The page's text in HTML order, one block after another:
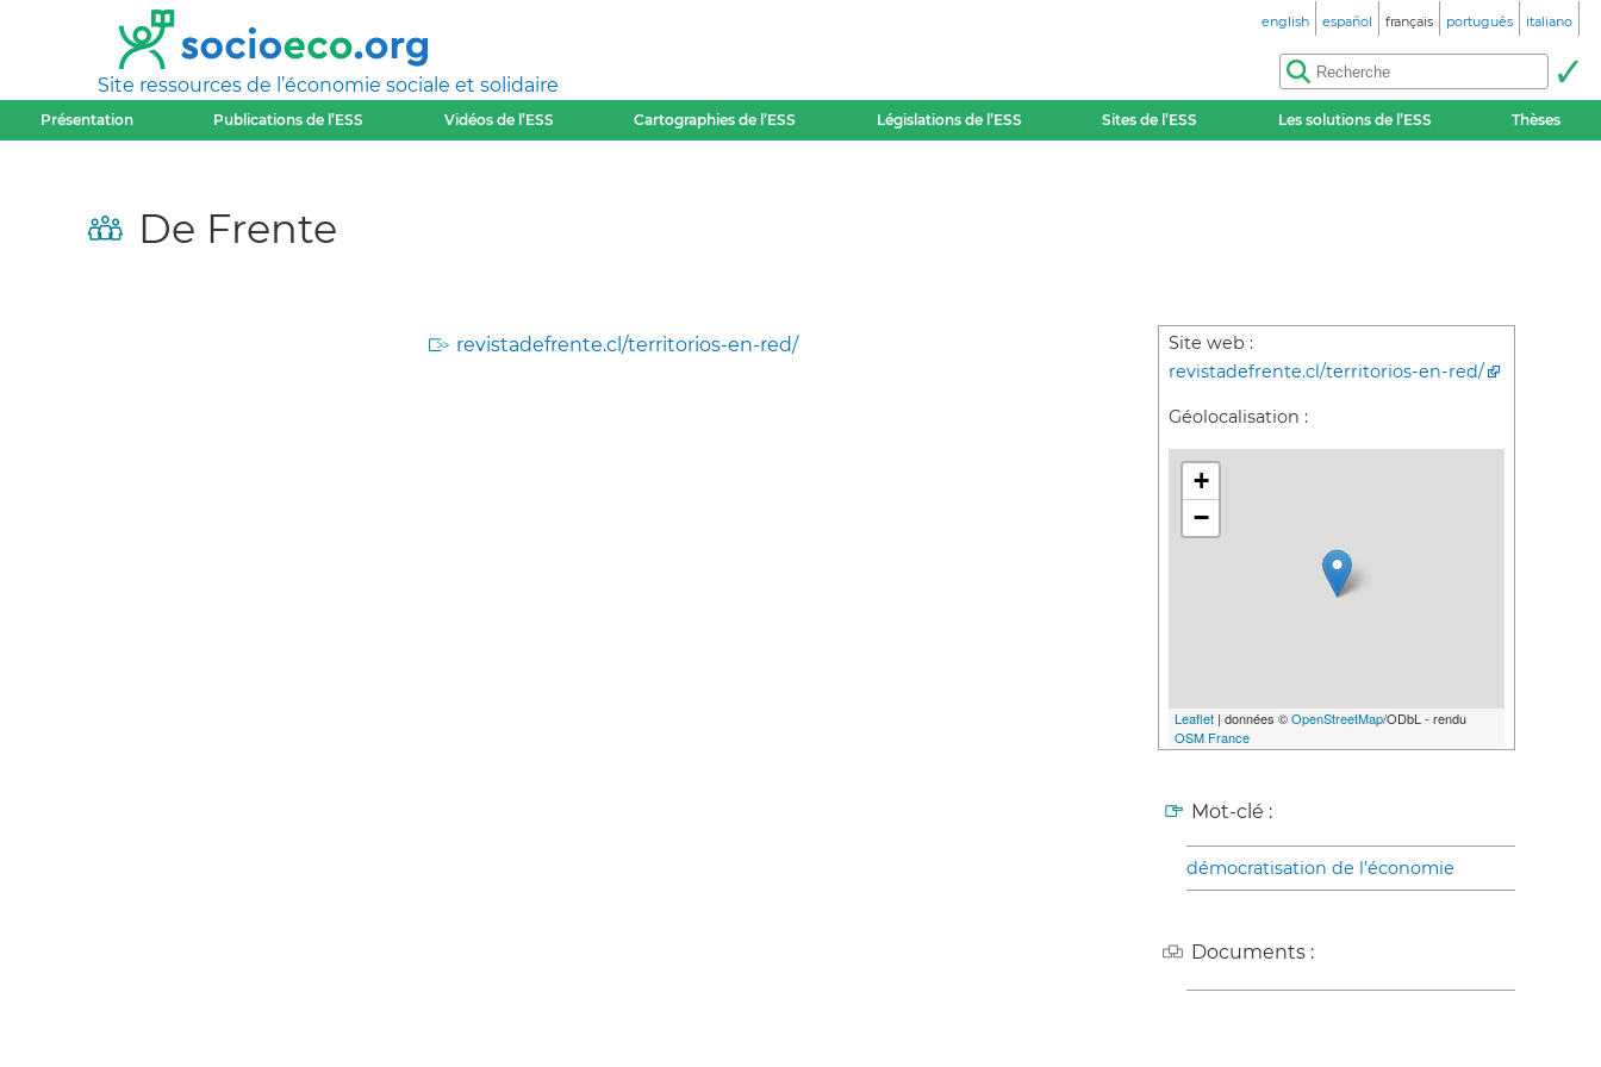
Site ressources de l’économie sociale et solidaire
english español français português italiano
Présentation Publications de l’ESS Vidéos de l’ESS Cartographies de l’ESS Législations de l’ESS Sites de l’ESS Les solutions de l’ESS Thèses
De Frente
revistadefrente.cl/territorios-en-red/
Site web :
revistadefrente.cl/territorios-en-red/
Géolocalisation :
+
−
Leaflet | données ©OpenStreetMap/ODbL - rendu
OSM France
Mot-clé :
démocratisation de l’économie
Documents :